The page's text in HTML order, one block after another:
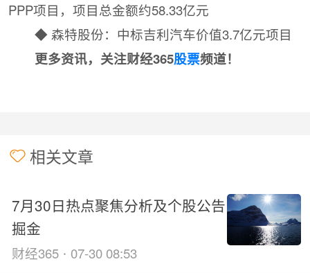
PPP项目，项目总金额约58.33亿元
◆ 森特股份：中标吉利汽车价值3.7亿元项目
更多资讯，关注财经365股票频道！
相关文章
7月30日热点聚焦分析及个股公告
掘金
财经365 · 07-30 08:53